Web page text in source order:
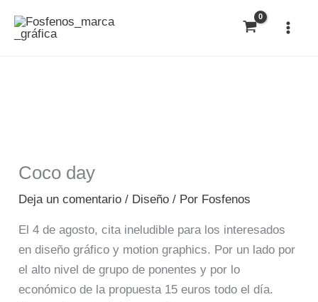
Coco day
Deja un comentario / Diseño / Por Fosfenos
El 4 de agosto, cita ineludible para los interesados
en diseño gráfico y motion graphics. Por un lado por
el alto nivel de grupo de ponentes y por lo
económico de la propuesta 15 euros todo el día.